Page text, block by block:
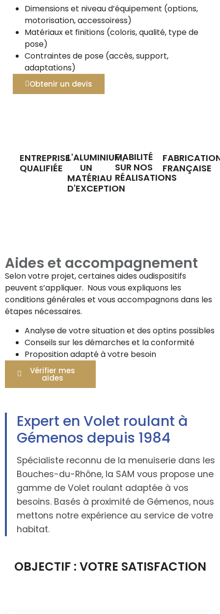
Dimensions et niveau d’équipement (options,
motorisation, accessoiress)
Matériaux et finitions (coloris, qualité, type de
pose)
Contraintes de pose (accès, support,
adaptations)
Obtenir un devis
ENTREPRISE
QUALIFIÉE
L'ALUMINIUM,
UN
MATÉRIAU
D'EXCEPTION
FIABILITÉ
SUR NOS
RÉALISATIONS
FRANÇAISE
Aides et accompagnement
Selon votre projet, certaines aides oudispositifs
peuvent s’appliquer. Nous vous expliquons les
conditions générales et vous accompagnons dans les
étapes nécessaires.
Analyse de votre situation et des optins possibles
Conseils sur les démarches et la conformité
Proposition adapté à votre besoin
Vérifier mes
aides
Expert en Volet roulant à
Gémenos depuis 1984
Spécialiste reconnu de la menuiserie dans les
Bouches-du-Rhône, la SAM vous propose une
gamme de Volet roulant adaptée à vos
besoins. Basés à proximité de Gémenos, nous
mettons notre expérience au service de votre
habitat.
OBJECTIF : VOTRE SATISFACTION